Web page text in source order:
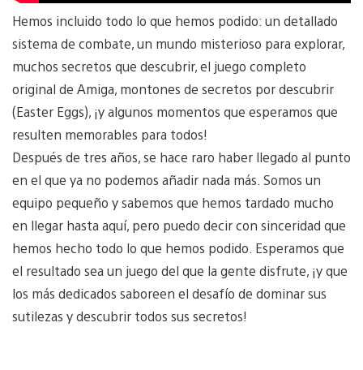
Hemos incluido todo lo que hemos podido: un detallado
sistema de combate, un mundo misterioso para explorar,
muchos secretos que descubrir, el juego completo
original de Amiga, montones de secretos por descubrir
(Easter Eggs), ¡y algunos momentos que esperamos que
resulten memorables para todos!
Después de tres años, se hace raro haber llegado al punto
en el que ya no podemos añadir nada más. Somos un
equipo pequeño y sabemos que hemos tardado mucho
en llegar hasta aquí, pero puedo decir con sinceridad que
hemos hecho todo lo que hemos podido. Esperamos que
el resultado sea un juego del que la gente disfrute, ¡y que
los más dedicados saboreen el desafío de dominar sus
sutilezas y descubrir todos sus secretos!